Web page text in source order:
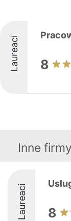
Laureaci 8
Inne
Laureaci 8